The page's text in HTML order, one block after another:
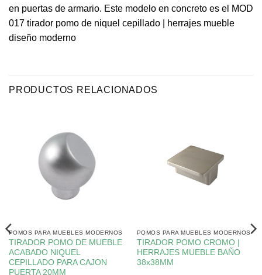
en puertas de armario. Este modelo en concreto es el MOD
017 tirador pomo de niquel cepillado | herrajes mueble
diseño moderno
PRODUCTOS RELACIONADOS
POMOS PARA MUEBLES MODERNOS
TIRADOR POMO DE MUEBLE
ACABADO NIQUEL
CEPILLADO PARA CAJON
PUERTA 20MM
POMOS PARA MUEBLES MODERNOS
TIRADOR POMO CROMO |
HERRAJES MUEBLE BAÑO
38x38MM